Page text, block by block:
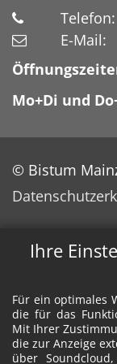
Ihre
Für ein optimales
die für das
Mit Ihrer
die zur Anzeige
über
Telefon:
E-Mail:
Mo+Di und
© Bistum